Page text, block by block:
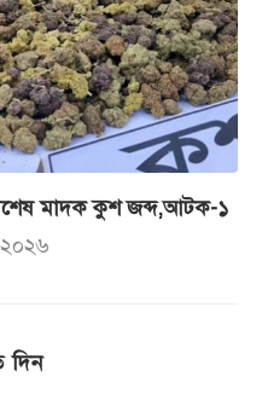
মাদক কুশ জব্দ,আটক-১
দিন